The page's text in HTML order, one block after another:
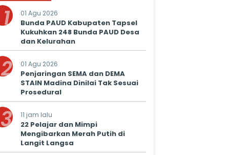
1 01 Agu 2026
Bunda PAUD Kabupaten Tapsel
Kukuhkan 248 Bunda PAUD Desa
dan Kelurahan
2 01 Agu 2026
Penjaringan SEMA dan DEMA
STAIN Madina Dinilai Tak Sesuai
Prosedural
3 11 jam lalu
22 Pelajar dan Mimpi
Mengibarkan Merah Putih di
Langit Langsa